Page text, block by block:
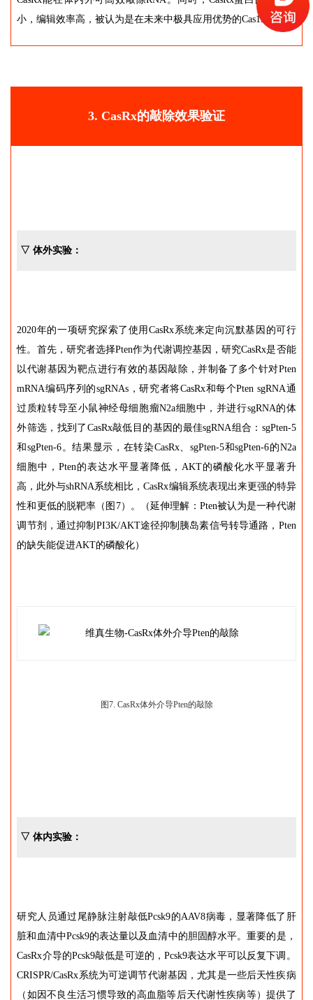
小，编辑效率高，被认为是在未来中极具应用优势的Cas13蛋白。
3. CasRx的敲除效果验证
▽ 体外实验：
2020年的一项研究探索了使用CasRx系统来定向沉默基因的可行
性。首先，研究者选择Pten作为代谢调控基因，研究CasRx是否能
以代谢基因为靶点进行有效的基因敲除，并制备了多个针对Pten
mRNA编码序列的sgRNAs，研究者将CasRx和每个Pten sgRNA通
过质粒转导至小鼠神经母细胞瘤N2a细胞中，并进行sgRNA的体
外筛选，找到了CasRx敲低目的基因的最佳sgRNA组合：sgPten-5
和sgPten-6。结果显示，在转染CasRx、sgPten-5和sgPten-6的N2a
细胞中，Pten的表达水平显著降低，AKT的磷酸化水平显著升
高，此外与shRNA系统相比，CasRx编辑系统表现出来更强的特异
性和更低的脱靶率（图7）。（延伸理解：Pten被认为是一种代谢
调节剂，通过抑制PI3K/AKT途径抑制胰岛素信号转导通路，Pten
的缺失能促进AKT的磷酸化）
图7. CasRx体外介导Pten的敲除
▽ 体内实验：
研究人员通过尾静脉注射敲低Pcsk9的AAV8病毒，显著降低了肝
脏和血清中Pcsk9的表达量以及血清中的胆固醇水平。重要的是，
CasRx介导的Pcsk9敲低是可逆的，Pcsk9表达水平可以反复下调。
CRISPR/CasRx系统为可逆调节代谢基因，尤其是一些后天性疾病
（如因不良生活习惯导致的高血脂等后天代谢性疾病等）提供了